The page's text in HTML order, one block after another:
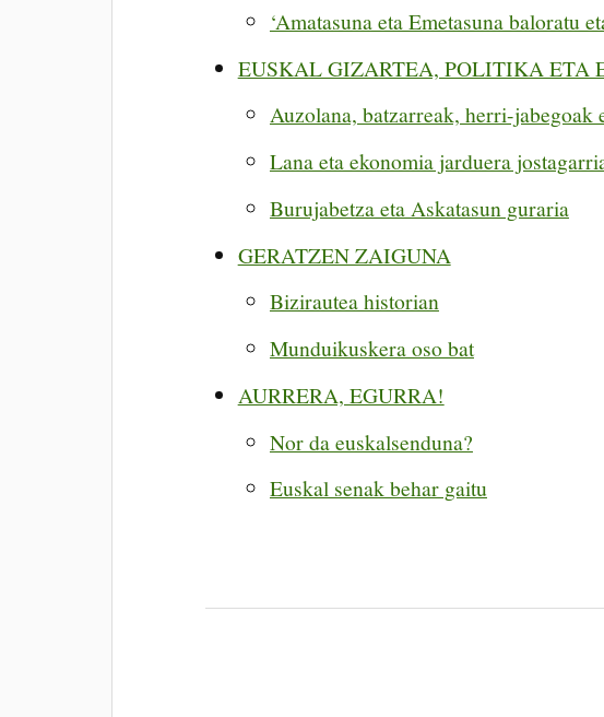
‘Amatasuna eta Emetasuna baloratu
EUSKAL GIZARTEA, POLITIKA ETA
Auzolana, batzarreak, herri-jabegoak
Lana eta ekonomia jarduera
Burujabetza eta Askatasun guraria
GERATZEN ZAIGUNA
Bizirautea historian
Munduikuskera oso bat
AURRERA, EGURRA!
Nor da euskalsenduna?
Euskal senak behar gaitu